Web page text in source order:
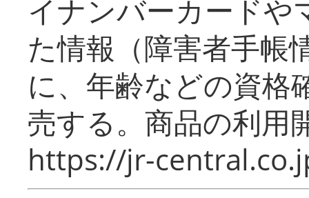
イナンバーカードや
た情報（障害者手帳
に、年齢などの資格
売する。商品の利用
https://jr-